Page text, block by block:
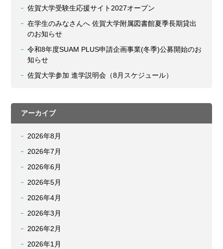
佐賀大学受験生応援サイト2027オープン
在学生のみなさんへ 佐賀大学附属図書館夏季長期貸出
のお知らせ
令和8年度SUAM PLUS申請企画事業(冬季)公募開始のお
知らせ
佐賀大学参加 進学説明会（8月スケジュール）
アーカイブ
2026年8月
2026年7月
2026年6月
2026年5月
2026年4月
2026年3月
2026年2月
2026年1月